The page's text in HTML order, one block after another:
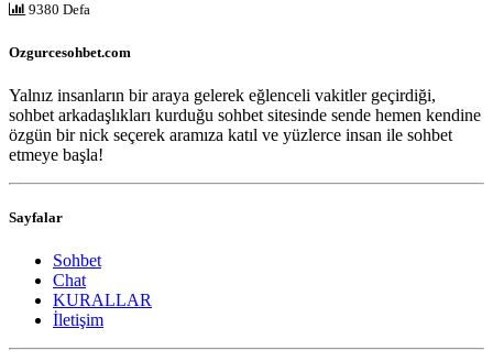
9380 Defa
Ozgurcesohbet.com
Yalnız insanların bir araya gelerek eğlenceli vakitler geçirdiği,
sohbet arkadaşlıkları kurduğu sohbet sitesinde sende hemen kendine
özgün bir nick seçerek aramıza katıl ve yüzlerce insan ile sohbet
etmeye başla!
Sayfalar
Sohbet
Chat
KURALLAR
İletişim